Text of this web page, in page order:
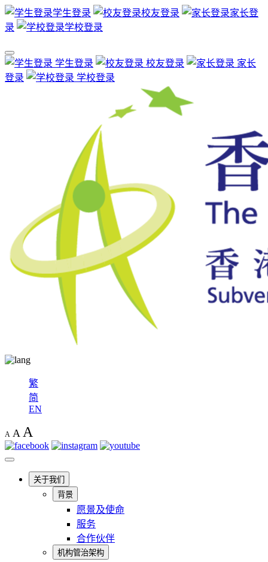
学生登录 校友登录
家长登
录
学校登录
学生登录 校友登录
家长
登录
学校登录
繁
简
EN
A A A
关于我们
背景
愿景及使命
服务
合作伙伴
机构管治架构